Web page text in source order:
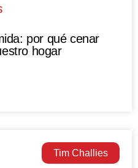
por qué cenar
hogar
Tim Challies